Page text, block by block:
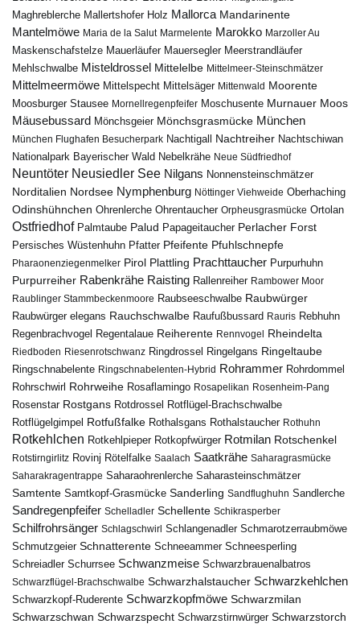
Maghreblerche Mallertshofer Holz Mallorca Mandarinente
Mantelmöwe Maria de la Salut Marmelente Marokko Marzoller Au
Maskenschafstelze Mauerläufer Mauersegler Meerstrandläufer
Mehlschwalbe Misteldrossel Mittelelbe Mittelmeer-Steinschmätzer
Mittelmeermöwe Mittelspecht Mittelsäger Mittenwald Moorente
Moosburger Stausee Mornellregenpfeifer Moschusente Murnauer Moos
Mäusebussard Mönchsgeier Mönchsgrasmücke München
München Flughafen Besucherpark Nachtigall Nachtreiher Nachtschiwan
Nationalpark Bayerischer Wald Nebelkrähe Neue Südfriedhof
Neuntöter Neusiedler See Nilgans Nonnensteinschmätzer
Norditalien Nordsee Nymphenburg Nöttinger Viehweide Oberhaching
Odinshühnchen Ohrenlerche Ohrentaucher Orpheusgrasmücke Ortolan
Ostfriedhof Palmtaube Palud Papageitaucher Perlacher Forst
Persisches Wüstenhuhn Pfatter Pfeifente Pfuhlschnepfe
Pharaonenziegenmelker Pirol Plattling Prachttaucher Purpurhuhn
Purpurreiher Rabenkrähe Raisting Rallenreiher Rambower Moor
Raublinger Stammbeckenmoore Raubseeschwalbe Raubwürger
Raubwürger elegans Rauchschwalbe Raufußbussard Rauris Rebhuhn
Regenbrachvogel Regentalaue Reiherente Rennvogel Rheindelta
Riedboden Riesenrotschwanz Ringdrossel Ringelgans Ringeltaube
Ringschnabelente Ringschnabelenten-Hybrid Rohrammer Rohrdommel
Rohrschwirl Rohrweihe Rosaflamingo Rosapelikan Rosenheim-Pang
Rosenstar Rostgans Rotdrossel Rotflügel-Brachschwalbe
Rotflügelgimpel Rotfußfalke Rothalsgans Rothalstaucher Rothuhn
Rotkehlchen Rotkehlpieper Rotkopfwürger Rotmilan Rotschenkel
Rotstirngirlitz Rovinj Rötelfalke Saalach Saatkrähe Saharagrasmücke
Saharakragentrappe Saharaohrenlerche Saharasteinschmätzer
Samtente Samtkopf-Grasmücke Sanderling Sandflughuhn Sandlerche
Sandregenpfeifer Schelladler Schellente Schikrasperber
Schilfrohrsänger Schlagschwirl Schlangenadler Schmarotzerraubmöwe
Schmutzgeier Schnatterente Schneeammer Schneesperling
Schreiadler Schurrsee Schwanzmeise Schwarzbrauenalbatros
Schwarzflügel-Brachschwalbe Schwarzhalstaucher Schwarzkehlchen
Schwarzkopf-Ruderente Schwarzkopfmöwe Schwarzmilan
Schwarzschwan Schwarzspecht Schwarzstirnwürger Schwarzstorch